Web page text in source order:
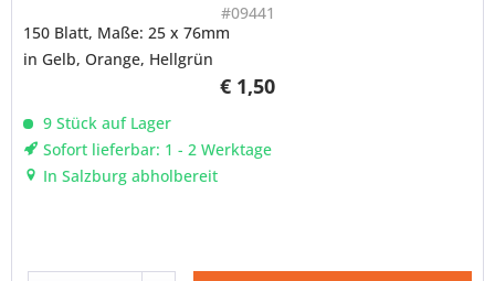
#09441
€ 1,50
150 Blatt, Maße: 25 x 76mm
in Gelb, Orange, Hellgrün
9 Stück auf Lager
Sofort lieferbar: 1 - 2 Werktage
In Salzburg abholbereit